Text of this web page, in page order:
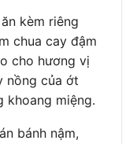
kèm riêng
chua cay đậm
cho hương vị
nồng của ớt
khoang miệng.
bánh nậm,